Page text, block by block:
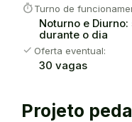
timerTurno de
Noturno e
durante o dia
check Oferta eventual:
30 vagas
Projeto